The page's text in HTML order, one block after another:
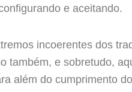
e aceitando.
incoerentes dos
também, e sobretudo,
além do cumprimento